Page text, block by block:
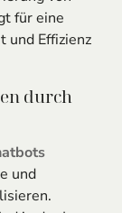
für eine
und Effizienz
durch
und